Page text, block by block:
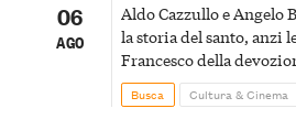
06
AGO
Aldo Cazzullo e Angelo
la storia del santo, anzi
Francesco della
agli uccelli, le stimmate
Busca Cultura & Cinema